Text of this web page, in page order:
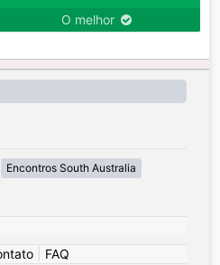
O melhor
Encontros South Australia
FAQ